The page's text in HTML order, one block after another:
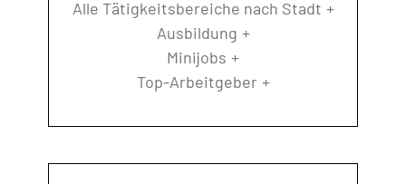
Alle Tätigkeitsbereiche nach Stadt
Ausbildung
Minijobs
Top-Arbeitgeber